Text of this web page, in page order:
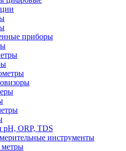
приборы
pH, ORP, TDS
инструменты